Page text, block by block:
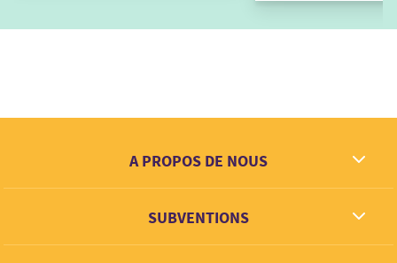
A PROPOS DE NOUS
Contact
SUBVENTIONS